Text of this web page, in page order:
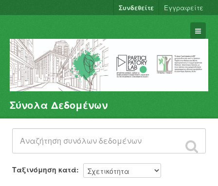
Συνδεθείτε Εγγραφείτε
Σύνολα Δεδομένων
Φορείς
Ομάδες
Σχετικά
Σύνολα Δεδομένων
Ταξινόμηση κατά